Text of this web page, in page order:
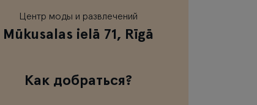
Центр моды и развлечений
Mūkusalas ielā 71, Rīgā
Как добраться?